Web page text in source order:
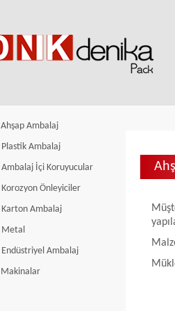
Ahşap Ambalaj
Plastik Ambalaj
Ambalaj İçi Koruyucular
Korozyon Önleyiciler
Karton Ambalaj
Metal
Endüstriyel Ambalaj
Makinalar